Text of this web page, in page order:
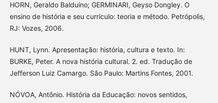
HORN, Geraldo Balduíno; GERMINARI, Geyso Dongley. O
ensino de história e seu currículo: teoria e método. Petrópolis,
RJ: Vozes, 2006.
HUNT, Lynn. Apresentação: história, cultura e texto. In:
BURKE, Peter. A nova história cultural. 2. ed. Tradução de
Jefferson Luiz Camargo. São Paulo: Martins Fontes, 2001.
NÓVOA, Antônio. História da Educação: novos sentidos,